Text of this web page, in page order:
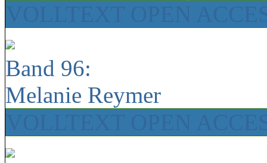
Band 96:
Melanie Reymer